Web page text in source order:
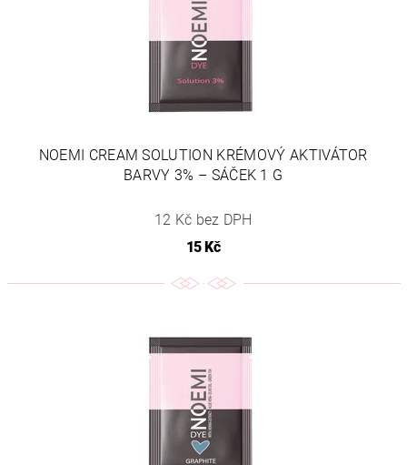
NOEMI CREAM SOLUTION KRÉMOVÝ AKTIVÁTOR
BARVY 3% – SÁČEK 1 G
12 Kč bez DPH
15 Kč